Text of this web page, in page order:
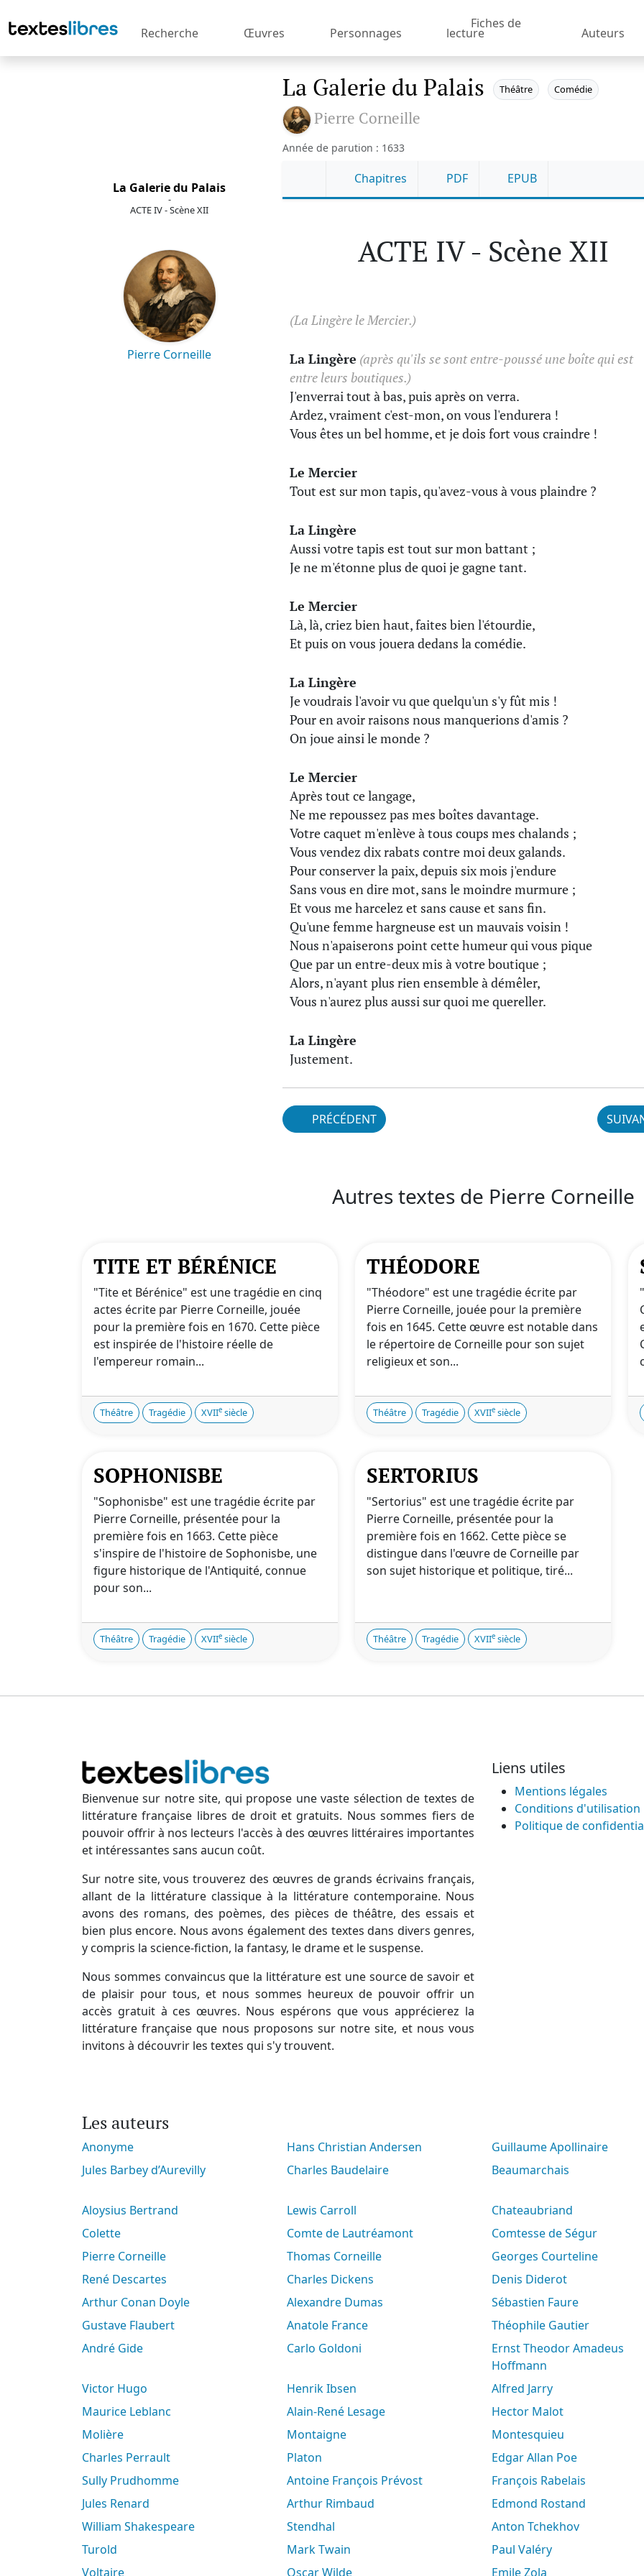
Recherche Œuvres Personnages
Fiches de
lecture Auteurs
La Galerie du Palais
-
ACTE IV - Scène XII
Pierre Corneille
La Galerie du Palais Théâtre Comédie
Pierre Corneille
Année de parution : 1633
Chapitres PDF EPUB
ACTE IV - Scène XII
(La Lingère le Mercier.)
La Lingère (après qu'ils se sont entre-poussé une boîte qui est
entre leurs boutiques.)
J'enverrai tout à bas, puis après on verra.
Ardez, vraiment c'est-mon, on vous l'endurera !
Vous êtes un bel homme, et je dois fort vous craindre !
Le Mercier
Tout est sur mon tapis, qu'avez-vous à vous plaindre ?
La Lingère
Aussi votre tapis est tout sur mon battant ;
Je ne m'étonne plus de quoi je gagne tant.
Le Mercier
Là, là, criez bien haut, faites bien l'étourdie,
Et puis on vous jouera dedans la comédie.
La Lingère
Je voudrais l'avoir vu que quelqu'un s'y fût mis !
Pour en avoir raisons nous manquerions d'amis ?
On joue ainsi le monde ?
Le Mercier
Après tout ce langage,
Ne me repoussez pas mes boîtes davantage.
Votre caquet m'enlève à tous coups mes chalands ;
Vous vendez dix rabats contre moi deux galands.
Pour conserver la paix, depuis six mois j'endure
Sans vous en dire mot, sans le moindre murmure ;
Et vous me harcelez et sans cause et sans fin.
Qu'une femme hargneuse est un mauvais voisin !
Nous n'apaiserons point cette humeur qui vous pique
Que par un entre-deux mis à votre boutique ;
Alors, n'ayant plus rien ensemble à démêler,
Vous n'aurez plus aussi sur quoi me quereller.
La Lingère
Justement.
PRÉCÉDENT
Autres textes de Pierre Corneille
TITE ET BÉRÉNICE
"Tite et Bérénice" est une tragédie en cinq
actes écrite par Pierre Corneille, jouée
pour la première fois en 1670. Cette pièce
est inspirée de l'histoire réelle de
l'empereur romain...
Théâtre Tragédie XVIIe siècle
THÉODORE
"Théodore" est une tragédie écrite par
Pierre Corneille, jouée pour la première
fois en 1645. Cette œuvre est notable dans
le répertoire de Corneille pour son sujet
religieux et son...
Théâtre Tragédie XVIIe siècle
SOPHONISBE
"Sophonisbe" est une tragédie écrite par
Pierre Corneille, présentée pour la
première fois en 1663. Cette pièce
s'inspire de l'histoire de Sophonisbe, une
figure historique de l'Antiquité, connue
pour son...
Théâtre Tragédie XVIIe siècle
SERTORIUS
"Sertorius" est une tragédie écrite par
Pierre Corneille, présentée pour la
première fois en 1662. Cette pièce se
distingue dans l'œuvre de Corneille par
son sujet historique et politique, tiré...
Théâtre Tragédie XVIIe siècle
Bienvenue sur notre site, qui propose une vaste sélection de textes de
littérature française libres de droit et gratuits. Nous sommes fiers de
pouvoir offrir à nos lecteurs l'accès à des œuvres littéraires importantes
et intéressantes sans aucun coût.
Sur notre site, vous trouverez des œuvres de grands écrivains français,
allant de la littérature classique à la littérature contemporaine. Nous
avons des romans, des poèmes, des pièces de théâtre, des essais et
bien plus encore. Nous avons également des textes dans divers genres,
y compris la science-fiction, la fantasy, le drame et le suspense.
Nous sommes convaincus que la littérature est une source de savoir et
de plaisir pour tous, et nous sommes heureux de pouvoir offrir un
accès gratuit à ces œuvres. Nous espérons que vous apprécierez la
littérature française que nous proposons sur notre site, et nous vous
invitons à découvrir les textes qui s'y trouvent.
Liens utiles
Mentions légales
Conditions d'utilisation
Politique de
Les auteurs
Anonyme Hans Christian Andersen
Guillaume Apollinaire
Jules Barbey d’Aurevilly
Charles Baudelaire Beaumarchais
Aloysius Bertrand Lewis Carroll
Chateaubriand
Colette
Comte de Lautréamont
Comtesse de Ségur
Pierre Corneille
Thomas Corneille
Georges Courteline
René Descartes
Charles Dickens
Denis Diderot
Arthur Conan Doyle
Alexandre Dumas
Sébastien Faure
Gustave Flaubert
Anatole France
Théophile Gautier
André Gide
Carlo Goldoni
Ernst Theodor Amadeus
Hoffmann
Victor Hugo
Henrik Ibsen
Alfred Jarry
Maurice Leblanc
Alain-René Lesage
Hector Malot
Molière
Montaigne
Montesquieu
Charles Perrault
Platon
Edgar Allan Poe
Sully Prudhomme
Antoine François Prévost
François Rabelais
Jules Renard
Arthur Rimbaud
Edmond Rostand
William Shakespeare
Stendhal
Anton Tchekhov
Turold
Mark Twain
Paul Valéry
Voltaire
Oscar Wilde Emile Zola